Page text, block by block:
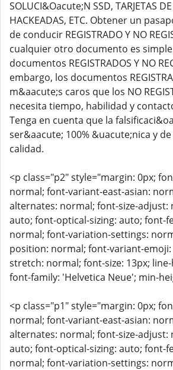
SOLUCI&Oacute;N SSD, TARJETAS
HACKEADAS, ETC. Obtener un
de conducir REGISTRADO Y NO
cualquier otro documento es
documentos REGISTRADOS Y NO
embargo, los documentos
m&aacute;s caros que los NO
necesita tiempo, habilidad y
Tenga en cuenta que la
ser&aacute; 100% &uacute;nica y
calidad.
<p class="p2" style="margin: 0px;
normal; font-variant-east-asian:
alternates: normal; font-size-adjust:
auto; font-optical-sizing: auto; font-
normal; font-variation-settings:
position: normal; font-variant-
stretch: normal; font-size: 13px;
font-family: 'Helvetica Neue'; min-
<p class="p1" style="margin: 0px;
normal; font-variant-east-asian:
alternates: normal; font-size-adjust:
auto; font-optical-sizing: auto; font-
normal; font-variation-settings: